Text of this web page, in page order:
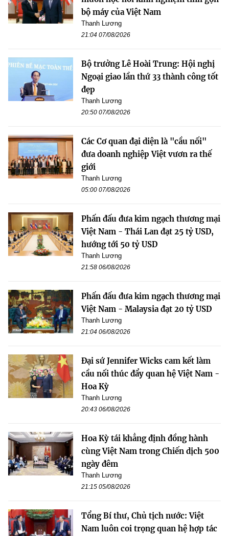
bộ máy của Việt Nam
Thanh Lương
21:04 07/08/2026
Bộ trưởng Lê Hoài Trung: Hội nghị
Ngoại giao lần thứ 33 thành công tốt
đẹp
Thanh Lương
20:50 07/08/2026
Các Cơ quan đại diện là "cầu nối"
đưa doanh nghiệp Việt vươn ra thế
giới
Thanh Lương
05:00 07/08/2026
Phấn đấu đưa kim ngạch thương mại
Việt Nam - Thái Lan đạt 25 tỷ USD,
hướng tới 50 tỷ USD
Thanh Lương
21:58 06/08/2026
Phấn đấu đưa kim ngạch thương mại
Việt Nam - Malaysia đạt 20 tỷ USD
Thanh Lương
21:04 06/08/2026
Đại sứ Jennifer Wicks cam kết làm
cầu nối thúc đẩy quan hệ Việt Nam -
Hoa Kỳ
Thanh Lương
20:43 06/08/2026
Hoa Kỳ tái khẳng định đồng hành
cùng Việt Nam trong Chiến dịch 500
ngày đêm
Thanh Lương
21:15 05/08/2026
Tổng Bí thư, Chủ tịch nước: Việt
Nam luôn coi trọng quan hệ hợp tác